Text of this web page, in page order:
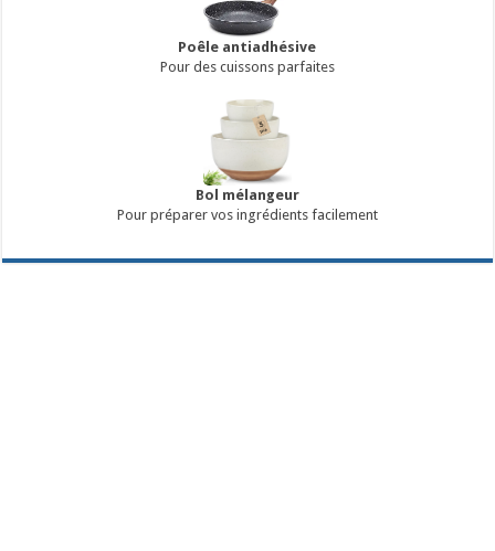
Poêle antiadhésive
Pour des cuissons parfaites
Bol mélangeur
Pour préparer vos ingrédients facilement